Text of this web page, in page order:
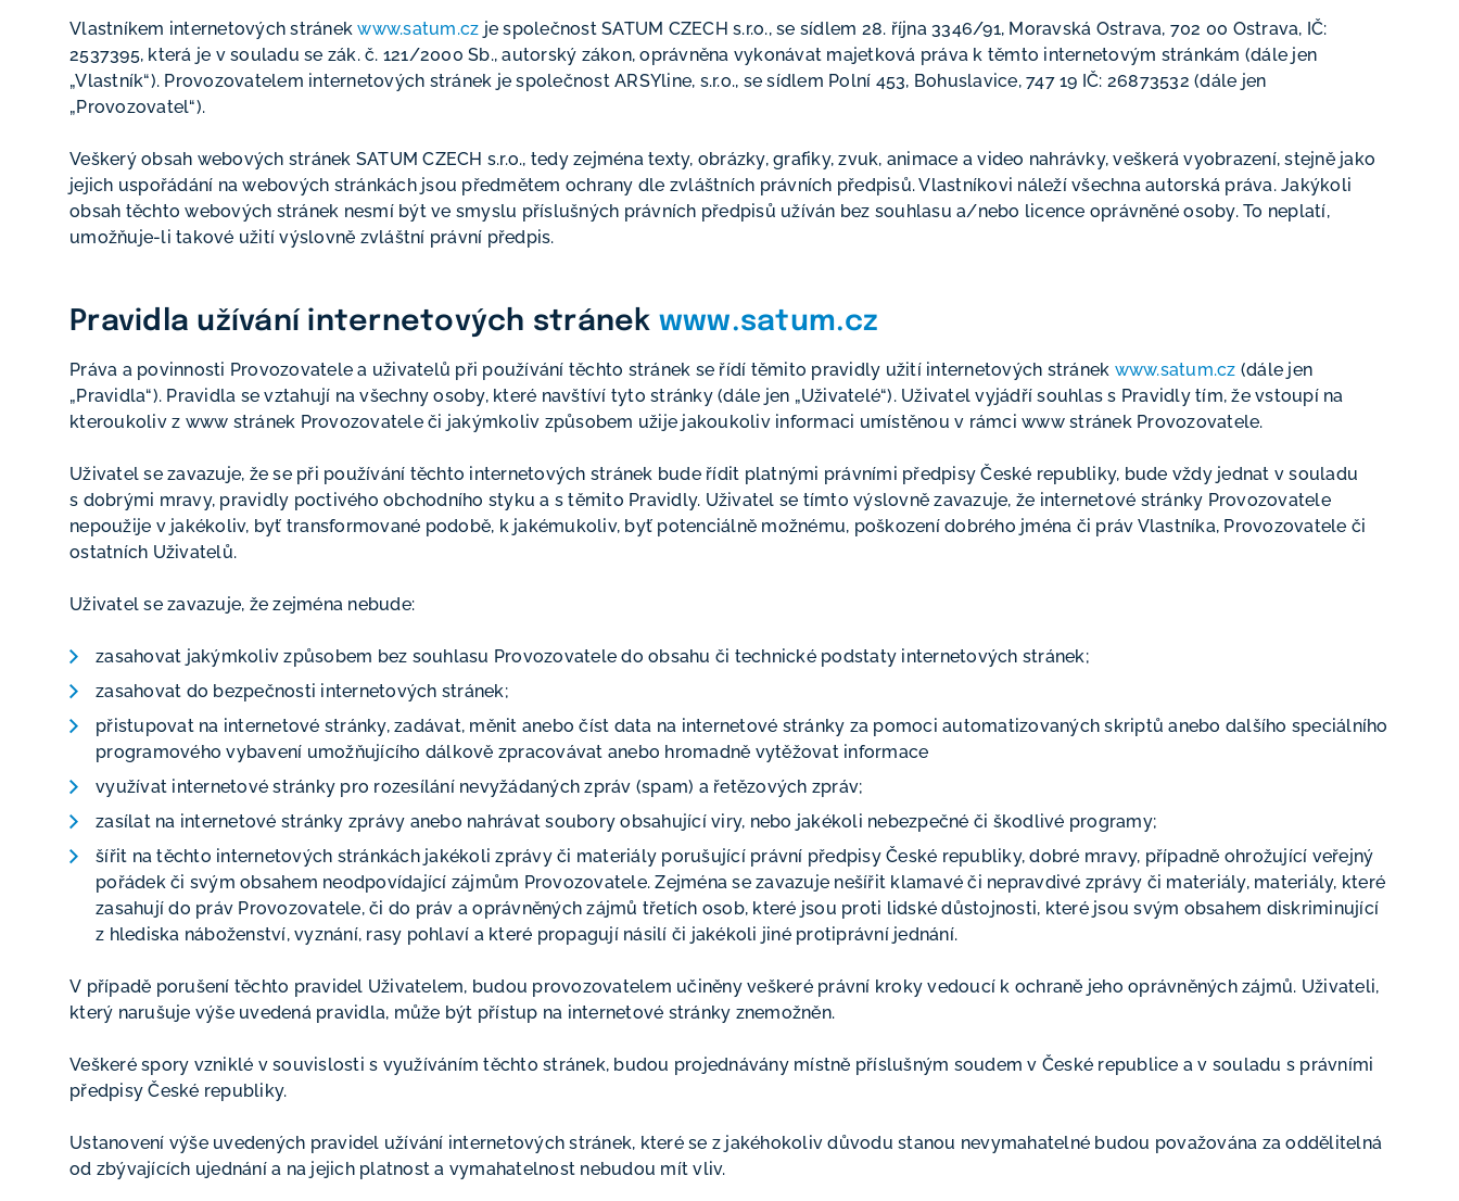
Vlastníkem internetových stránekwww.satum.cz je společnost SATUM CZECH s.r.o., se sídlem 28. října 3346/91, Moravská Ostrava, 702 00 Ostrava, IČ:
2537395, která je v souladu se zák. č. 121/2000 Sb., autorský zákon, oprávněna vykonávat majetková práva k těmto internetovým stránkám (dále jen
„Vlastník“). Provozovatelem internetových stránek je společnost ARSYline, s.r.o., se sídlem Polní 453, Bohuslavice, 747 19 IČ: 26873532 (dále jen
„Provozovatel“).
Veškerý obsah webových stránek SATUM CZECH s.r.o., tedy zejména texty, obrázky, grafiky, zvuk, animace a video nahrávky, veškerá vyobrazení, stejně jako
jejich uspořádání na webových stránkách jsou předmětem ochrany dle zvláštních právních předpisů. Vlastníkovi náleží všechna autorská práva. Jakýkoli
obsah těchto webových stránek nesmí být ve smyslu příslušných právních předpisů užíván bez souhlasu a/nebo licence oprávněné osoby. To neplatí,
umožňuje-li takové užití výslovně zvláštní právní předpis.
Pravidla užívání internetových stránek www.satum.cz
Práva a povinnosti Provozovatele a uživatelů při používání těchto stránek se řídí těmito pravidly užití internetových stránek www.satum.cz (dále jen
„Pravidla“). Pravidla se vztahují na všechny osoby, které navštíví tyto stránky (dále jen „Uživatelé“). Uživatel vyjádří souhlas s Pravidly tím, že vstoupí na
kteroukoliv z www stránek Provozovatele či jakýmkoliv způsobem užije jakoukoliv informaci umístěnou v rámci www stránek Provozovatele.
Uživatel se zavazuje, že se při používání těchto internetových stránek bude řídit platnými právními předpisy České republiky, bude vždy jednat v souladu
s dobrými mravy, pravidly poctivého obchodního styku a s těmito Pravidly. Uživatel se tímto výslovně zavazuje, že internetové stránky Provozovatele
nepoužije v jakékoliv, byť transformované podobě, k jakémukoliv, byť potenciálně možnému, poškození dobrého jména či práv Vlastníka, Provozovatele či
ostatních Uživatelů.
Uživatel se zavazuje, že zejména nebude:
zasahovat jakýmkoliv způsobem bez souhlasu Provozovatele do obsahu či technické podstaty internetových stránek;
zasahovat do bezpečnosti internetových stránek;
přistupovat na internetové stránky, zadávat, měnit anebo číst data na internetové stránky za pomoci automatizovaných skriptů anebo dalšího speciálního
programového vybavení umožňujícího dálkově zpracovávat anebo hromadně vytěžovat informace
využívat internetové stránky pro rozesílání nevyžádaných zpráv (spam) a řetězových zpráv;
zasílat na internetové stránky zprávy anebo nahrávat soubory obsahující viry, nebo jakékoli nebezpečné či škodlivé programy;
šířit na těchto internetových stránkách jakékoli zprávy či materiály porušující právní předpisy České republiky, dobré mravy, případně ohrožující veřejný
pořádek či svým obsahem neodpovídající zájmům Provozovatele. Zejména se zavazuje nešířit klamavé či nepravdivé zprávy či materiály, materiály, které
zasahují do práv Provozovatele, či do práv a oprávněných zájmů třetích osob, které jsou proti lidské důstojnosti, které jsou svým obsahem diskriminující
z hlediska náboženství, vyznání, rasy pohlaví a které propagují násilí či jakékoli jiné protiprávní jednání.
V případě porušení těchto pravidel Uživatelem, budou provozovatelem učiněny veškeré právní kroky vedoucí k ochraně jeho oprávněných zájmů. Uživateli,
který narušuje výše uvedená pravidla, může být přístup na internetové stránky znemožněn.
Veškeré spory vzniklé v souvislosti s využíváním těchto stránek, budou projednávány místně příslušným soudem v České republice a v souladu s právními
předpisy České republiky.
Ustanovení výše uvedených pravidel užívání internetových stránek, které se z jakéhokoliv důvodu stanou nevymahatelné budou považována za oddělitelná
od zbývajících ujednání a na jejich platnost a vymahatelnost nebudou mít vliv.